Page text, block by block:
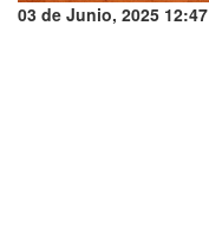
03 de Junio, 2025 12:47